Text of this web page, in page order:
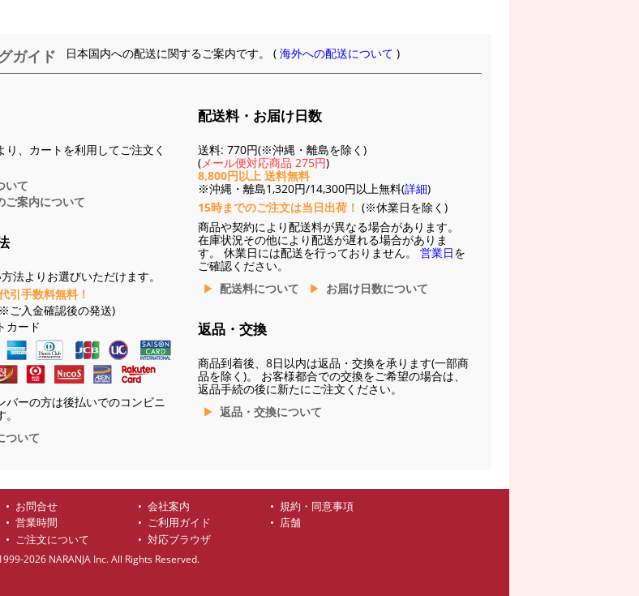
ガイド 日本国内への配送に関するご案内です。 (海外への配送について )
り、カートを利用してご注文く
いて
ご案内について
法よりお選びいただけます。
引手数料無料！
ご入金確認後の発送)
カード
バーの方は後払いでのコンビニ
ついて
配送料・お届け日数
送料: 770円(※沖縄・離島を除く)
( メール便対応商品 275円)
8,800円以上 送料無料
※沖縄・離島1,320円/14,300円以上無料(詳細)
15時までのご注文は当日出荷！ (※休業日を除く)
商品や契約により配送料が異なる場合があります。
在庫状況その他により配送が遅れる場合がありま
す。 休業日には配送を行っておりません。 営業日を
ご確認ください。
配送料について
お届け日数について
返品・交換
商品到着後、8日以内は返品・交換を承ります(一部商
品を除く)。 お客様都合での交換をご希望の場合は、
返品手続の後に新たにご注文ください。
返品・交換について
お問合せ 会社案内
規約・同意事項
営業時間
ご利用ガイド
店舗
ご注文について
対応ブラウザ
2026 NARANJA Inc. All Rights Reserved.